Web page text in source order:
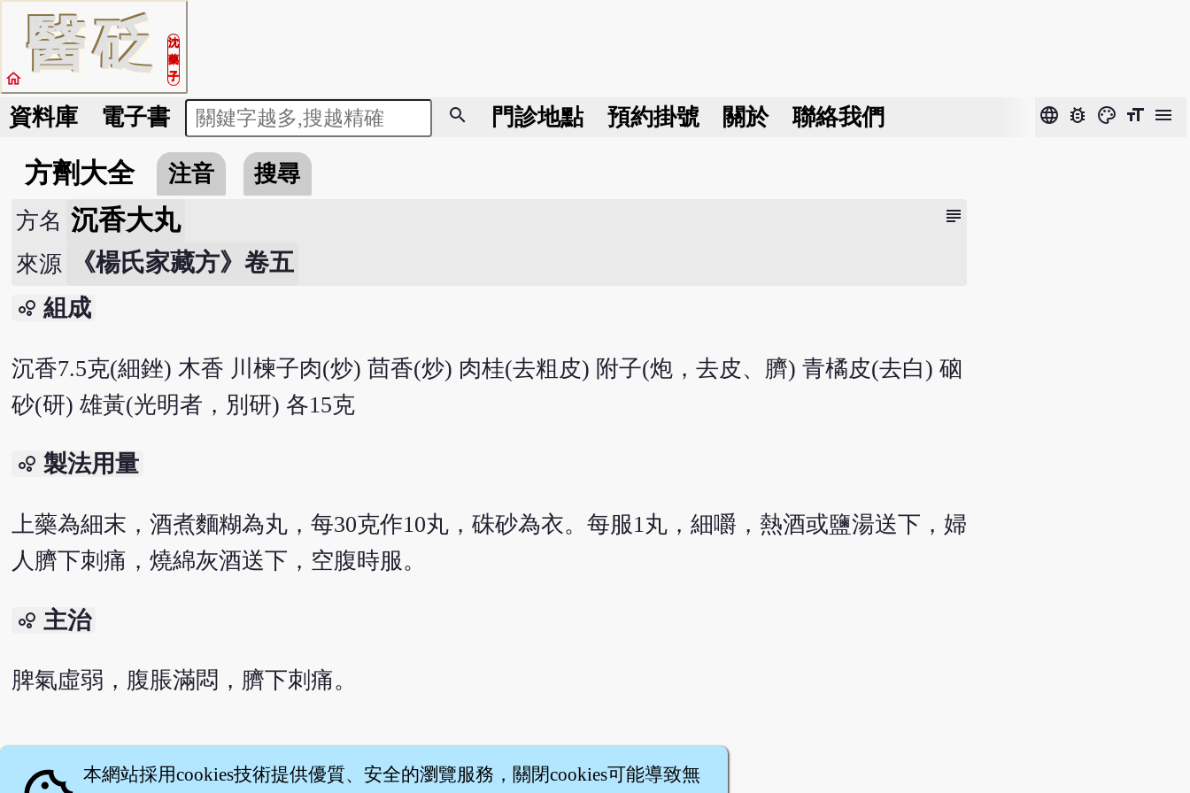
醫砭
沈
藥
子
home
資料庫 電子書 search 門診地點 預約掛號 關於 聯絡我們 language bug_report color_lens format_size menu
方劑大全 注音 搜尋
subject
方名 沉香大丸
來源 《楊氏家藏方》卷五
bubble_chart 組成
沉香7.5克(細銼) 木香 川楝子肉(炒) 茴香(炒) 肉桂(去粗皮) 附子(炮，去皮、臍) 青橘皮(去白) 硇
砂(研) 雄黃(光明者，別研) 各15克
bubble_chart 製法用量
上藥為細末，酒煮麵糊為丸，每30克作10丸，硃砂為衣。每服1丸，細嚼，熱酒或鹽湯送下，婦
人臍下刺痛，燒綿灰酒送下，空腹時服。
bubble_chart 主治
脾氣虛弱，腹脹滿悶，臍下刺痛。
English version
本網站採用cookies技術提供優質、安全的瀏覽服務，關閉cookies可能導致無